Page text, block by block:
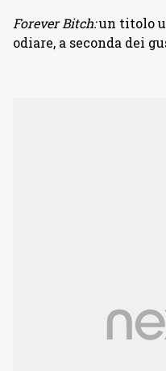
Forever Bitch:un titolo
odiare, a seconda dei